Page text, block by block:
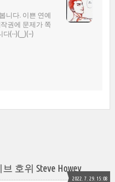
니다. 이쁜 연예
권에 문제가 쪽
(--)(__)(--)
호위 Steve Howey
2022. 7. 29. 15:08